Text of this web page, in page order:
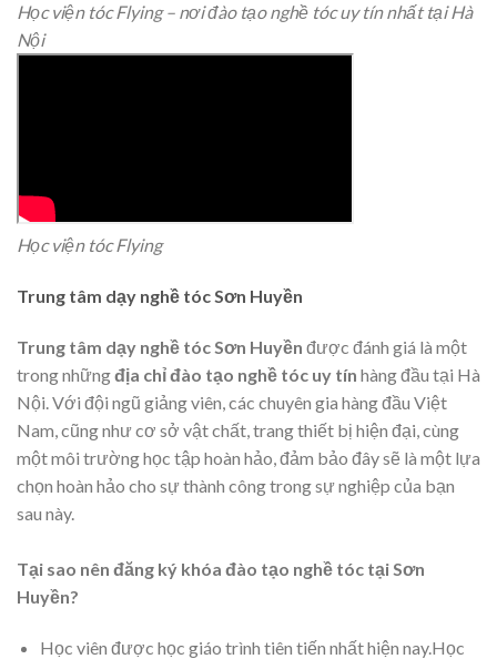
Học viện tóc Flying – nơi đào tạo nghề tóc uy tín nhất tại Hà
Nội
Học viện tóc Flying
Trung tâm dạy nghề tóc Sơn Huyền
Trung tâm dạy nghề tóc Sơn Huyền được đánh giá là một
trong nhữngđịa chỉ đào tạo nghề tóc uy tín hàng đầu tại Hà
Nội. Với đội ngũ giảng viên, các chuyên gia hàng đầu Việt
Nam, cũng như cơ sở vật chất, trang thiết bị hiện đại, cùng
một môi trường học tập hoàn hảo, đảm bảo đây sẽ là một lựa
chọn hoàn hảo cho sự thành công trong sự nghiệp của bạn
sau này.
Tại sao nên đăng ký khóa đào tạo nghề tóc tại Sơn
Huyền?
Học viên được học giáo trình tiên tiến nhất hiện nay.Học